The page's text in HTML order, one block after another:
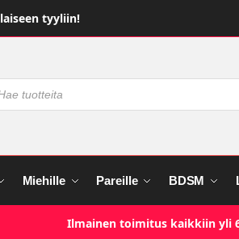
tyyliin!
Miehille Pareille BDSM
Ilmainen toimitus kaikkiin yli